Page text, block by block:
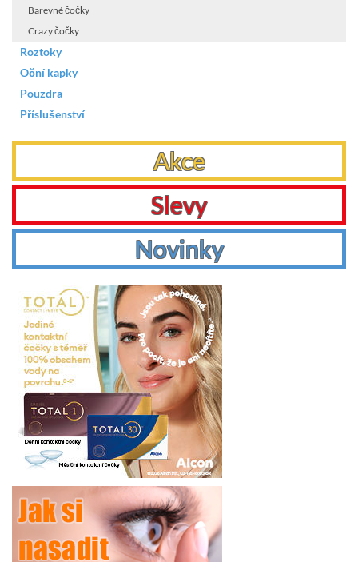
Barevné čočky
Crazy čočky
Roztoky
Oční kapky
Pouzdra
Příslušenství
Akce
Slevy
Novinky